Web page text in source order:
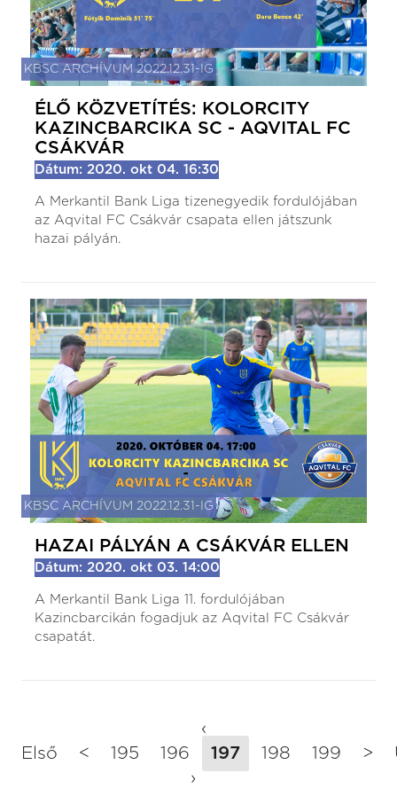
KBSC ARCHÍVUM 2022.12.31-IG
ÉLŐ KÖZVETÍTÉS: KOLORCITY
KAZINCBARCIKA SC - AQVITAL FC
CSÁKVÁR
Dátum: 2020. okt 04. 16:30
A Merkantil Bank Liga tizenegyedik fordulójában
az Aqvital FC Csákvár csapata ellen játszunk
hazai pályán.
KBSC ARCHÍVUM 2022.12.31-IG
HAZAI PÁLYÁN A CSÁKVÁR ELLEN
Dátum: 2020. okt 03. 14:00
A Merkantil Bank Liga 11. fordulójában
Kazincbarcikán fogadjuk az Aqvital FC Csákvár
csapatát.
‹
Első
< 195 196 197 198 199 >
›